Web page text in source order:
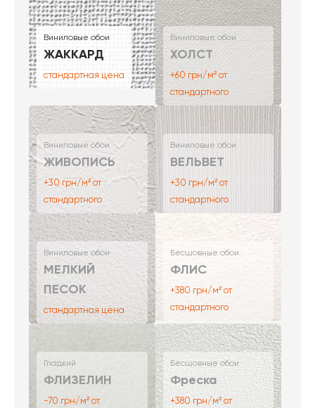
Виниловые обои
ЖАККАРД
стандартная цена
Виниловые обои
ХОЛСТ
+60 грн/м² от
стандартного
Виниловые обои
ЖИВОПИСЬ
+30 грн/м² от
стандартного
Виниловые обои
ВЕЛЬВЕТ
+30 грн/м² от
стандартного
Виниловые обои
МЕЛКИЙ
ПЕСОК
стандартная цена
Бесшовные обои
ФЛИС
+380 грн/м² от
стандартного
Гладкий
ФЛИЗЕЛИН
-70 грн/м² от
Бесшовные обои
Фреска
+380 грн/м² от